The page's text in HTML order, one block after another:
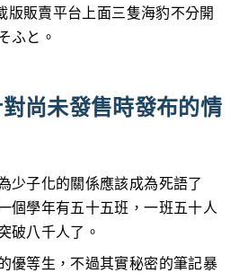
版販賣平台上面三隻海豹不分開
ふと。
尚未發售時發布的情
少子化的關係應該成為死語了
個學年有五十五班，一班五十人
破八千人了。
優等生，不過其實秘密的筆記暴